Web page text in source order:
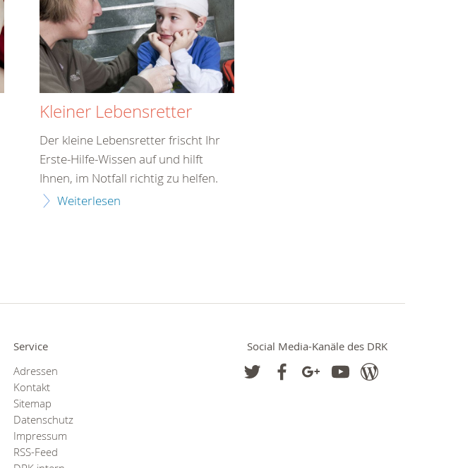
Kleiner Lebensretter
Der kleine Lebensretter frischt Ihr
Erste-Hilfe-Wissen auf und hilft
Ihnen, im Notfall richtig zu helfen.
Weiterlesen
Service
Adressen
Kontakt
Sitemap
Datenschutz
Impressum
RSS-Feed
Social Media-Kanäle des DRK